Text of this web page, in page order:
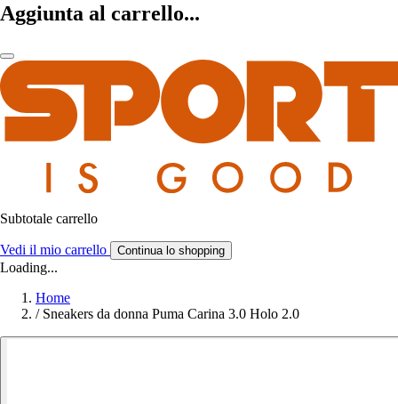
Aggiunta al carrello...
Subtotale carrello
Vedi il mio carrello Continua lo shopping
Loading...
Home
/ Sneakers da donna Puma Carina 3.0 Holo 2.0